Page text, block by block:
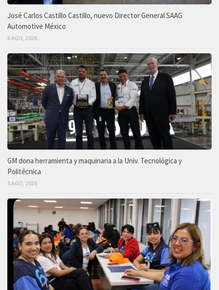
José Carlos Castillo Castillo, nuevo Director General SAAG
Automotive México
6 AGO, 2026
GM dona herramienta y maquinaria a la Univ. Tecnológica y
Politécnica
5 AGO, 2026